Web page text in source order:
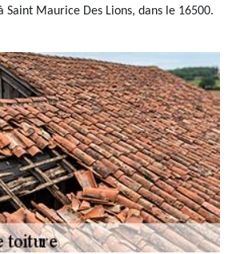
Saint Maurice Des Lions, dans le 16500.